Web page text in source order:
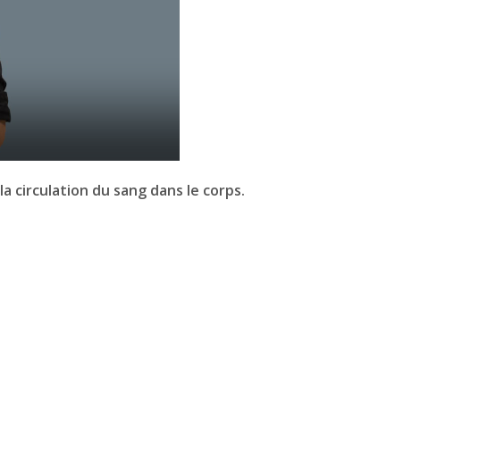
circulation du sang dans le corps.